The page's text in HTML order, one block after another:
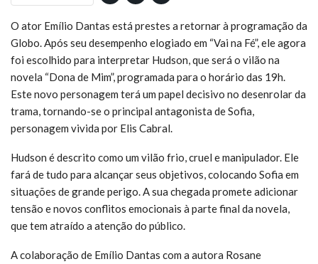
O ator Emílio Dantas está prestes a retornar à programação da
Globo. Após seu desempenho elogiado em “Vai na Fé”, ele agora
foi escolhido para interpretar Hudson, que será o vilão na
novela “Dona de Mim”, programada para o horário das 19h.
Este novo personagem terá um papel decisivo no desenrolar da
trama, tornando-se o principal antagonista de Sofia,
personagem vivida por Elis Cabral.
Hudson é descrito como um vilão frio, cruel e manipulador. Ele
fará de tudo para alcançar seus objetivos, colocando Sofia em
situações de grande perigo. A sua chegada promete adicionar
tensão e novos conflitos emocionais à parte final da novela,
que tem atraído a atenção do público.
A colaboração de Emílio Dantas com a autora Rosane